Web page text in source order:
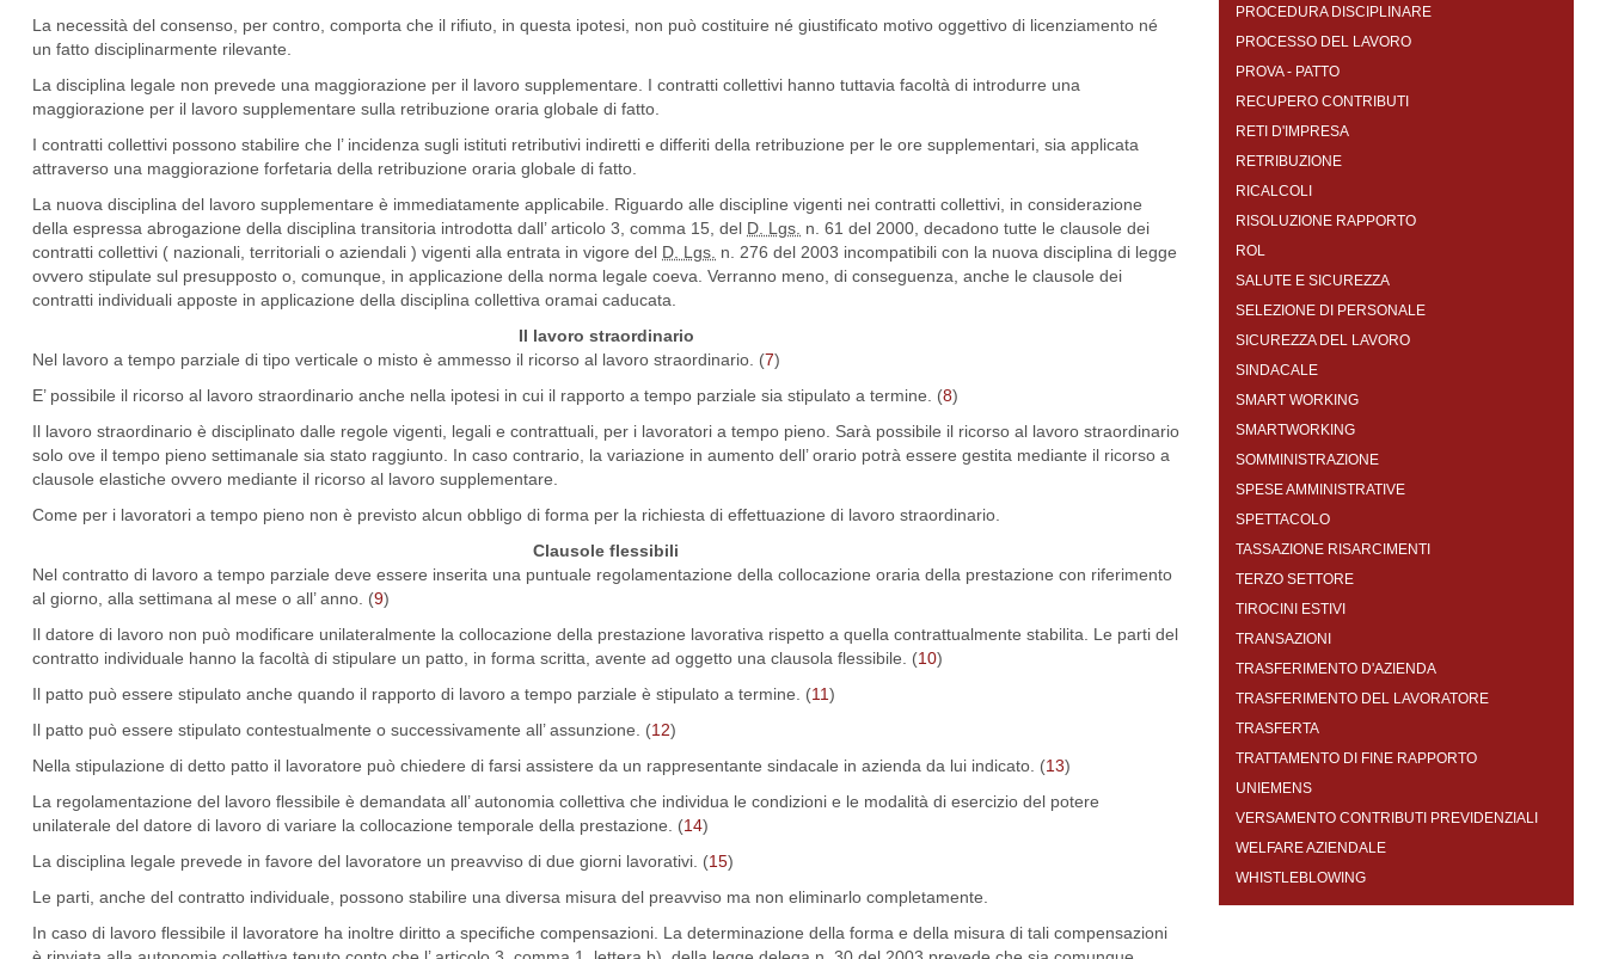
La necessità del consenso, per contro, comporta che il rifiuto, in questa ipotesi, non può costituire né giustificato motivo oggettivo di licenziamento né
un fatto disciplinarmente rilevante.
La disciplina legale non prevede una maggiorazione per il lavoro supplementare. I contratti collettivi hanno tuttavia facoltà di introdurre una
maggiorazione per il lavoro supplementare sulla retribuzione oraria globale di fatto.
I contratti collettivi possono stabilire che l’ incidenza sugli istituti retributivi indiretti e differiti della retribuzione per le ore supplementari, sia applicata
attraverso una maggiorazione forfetaria della retribuzione oraria globale di fatto.
La nuova disciplina del lavoro supplementare è immediatamente applicabile. Riguardo alle discipline vigenti nei contratti collettivi, in considerazione
della espressa abrogazione della disciplina transitoria introdotta dall’ articolo 3, comma 15, del D. Lgs. n. 61 del 2000, decadono tutte le clausole dei
contratti collettivi ( nazionali, territoriali o aziendali ) vigenti alla entrata in vigore del D. Lgs. n. 276 del 2003 incompatibili con la nuova disciplina di legge
ovvero stipulate sul presupposto o, comunque, in applicazione della norma legale coeva. Verranno meno, di conseguenza, anche le clausole dei
contratti individuali apposte in applicazione della disciplina collettiva oramai caducata.
Il lavoro straordinario
Nel lavoro a tempo parziale di tipo verticale o misto è ammesso il ricorso al lavoro straordinario. (7)
E’ possibile il ricorso al lavoro straordinario anche nella ipotesi in cui il rapporto a tempo parziale sia stipulato a termine. (8)
Il lavoro straordinario è disciplinato dalle regole vigenti, legali e contrattuali, per i lavoratori a tempo pieno. Sarà possibile il ricorso al lavoro straordinario
solo ove il tempo pieno settimanale sia stato raggiunto. In caso contrario, la variazione in aumento dell’ orario potrà essere gestita mediante il ricorso a
clausole elastiche ovvero mediante il ricorso al lavoro supplementare.
Come per i lavoratori a tempo pieno non è previsto alcun obbligo di forma per la richiesta di effettuazione di lavoro straordinario.
Clausole flessibili
Nel contratto di lavoro a tempo parziale deve essere inserita una puntuale regolamentazione della collocazione oraria della prestazione con riferimento
al giorno, alla settimana al mese o all’ anno. (9)
Il datore di lavoro non può modificare unilateralmente la collocazione della prestazione lavorativa rispetto a quella contrattualmente stabilita. Le parti del
contratto individuale hanno la facoltà di stipulare un patto, in forma scritta, avente ad oggetto una clausola flessibile. (10)
Il patto può essere stipulato anche quando il rapporto di lavoro a tempo parziale è stipulato a termine. (11)
Il patto può essere stipulato contestualmente o successivamente all’ assunzione. (12)
Nella stipulazione di detto patto il lavoratore può chiedere di farsi assistere da un rappresentante sindacale in azienda da lui indicato. (13)
La regolamentazione del lavoro flessibile è demandata all’ autonomia collettiva che individua le condizioni e le modalità di esercizio del potere
unilaterale del datore di lavoro di variare la collocazione temporale della prestazione. (14)
La disciplina legale prevede in favore del lavoratore un preavviso di due giorni lavorativi. (15)
Le parti, anche del contratto individuale, possono stabilire una diversa misura del preavviso ma non eliminarlo completamente.
In caso di lavoro flessibile il lavoratore ha inoltre diritto a specifiche compensazioni. La determinazione della forma e della misura di tali compensazioni
PROCEDURA DISCIPLINARE
PROCESSO DEL LAVORO
PROVA - PATTO
RECUPERO CONTRIBUTI
RETI D'IMPRESA
RETRIBUZIONE
RICALCOLI
RISOLUZIONE RAPPORTO
ROL
SALUTE E SICUREZZA
SELEZIONE DI PERSONALE
SICUREZZA DEL LAVORO
SINDACALE
SMART WORKING
SMARTWORKING
SOMMINISTRAZIONE
SPESE AMMINISTRATIVE
SPETTACOLO
TASSAZIONE RISARCIMENTI
TERZO SETTORE
TIROCINI ESTIVI
TRANSAZIONI
TRASFERIMENTO D'AZIENDA
TRASFERIMENTO DEL LAVORATORE
TRASFERTA
TRATTAMENTO DI FINE RAPPORTO
UNIEMENS
VERSAMENTO CONTRIBUTI PREVIDENZIALI
WELFARE AZIENDALE
WHISTLEBLOWING